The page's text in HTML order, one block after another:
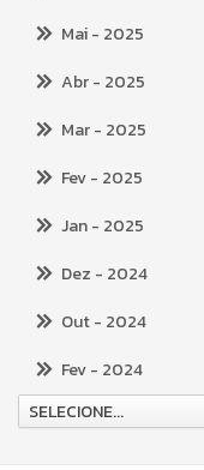
Mai- 2025
Abr- 2025
Mar- 2025
Fev- 2025
Jan- 2025
Dez - 2024
Out- 2024
Fev- 2024
SELECIONE...